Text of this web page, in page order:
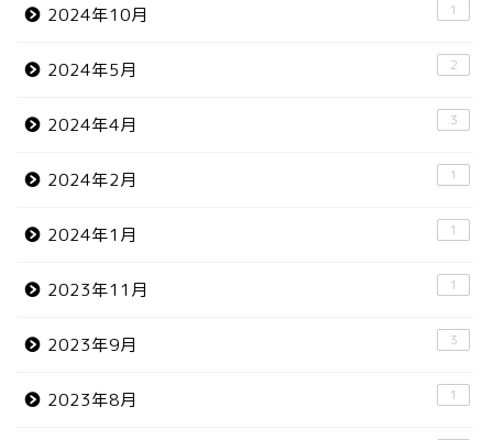
2024年10月 1
2024年5月 2
2024年4月 3
2024年2月 1
2024年1月 1
2023年11月 1
2023年9月 3
2023年8月 1